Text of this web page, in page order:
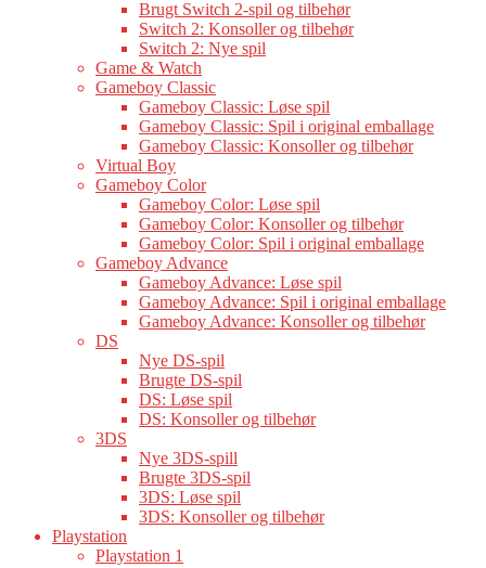
Brugt Switch 2-spil og tilbehør
Switch 2: Konsoller og tilbehør
Switch 2: Nye spil
Game & Watch
Gameboy Classic
Gameboy Classic: Løse spil
Gameboy Classic: Spil i original emballage
Gameboy Classic: Konsoller og tilbehør
Virtual Boy
Gameboy Color
Gameboy Color: Løse spil
Gameboy Color: Konsoller og tilbehør
Gameboy Color: Spil i original emballage
Gameboy Advance
Gameboy Advance: Løse spil
Gameboy Advance: Spil i original emballage
Gameboy Advance: Konsoller og tilbehør
DS
Nye DS-spil
Brugte DS-spil
DS: Løse spil
DS: Konsoller og tilbehør
3DS
Nye 3DS-spill
Brugte 3DS-spil
3DS: Løse spil
3DS: Konsoller og tilbehør
Playstation
Playstation 1